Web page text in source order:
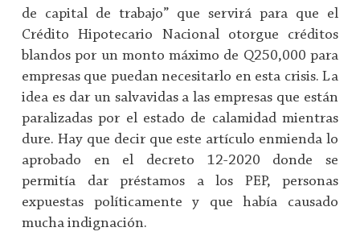
de capital de trabajo” que servirá para que el
Crédito Hipotecario Nacional otorgue créditos
blandos por un monto máximo de Q250,000 para
empresas que puedan necesitarlo en esta crisis. La
idea es dar un salvavidas a las empresas que están
paralizadas por el estado de calamidad mientras
dure. Hay que decir que este artículo enmienda lo
aprobado en el decreto 12-2020 donde se
permitía dar préstamos a los PEP, personas
expuestas políticamente y que había causado
mucha indignación.